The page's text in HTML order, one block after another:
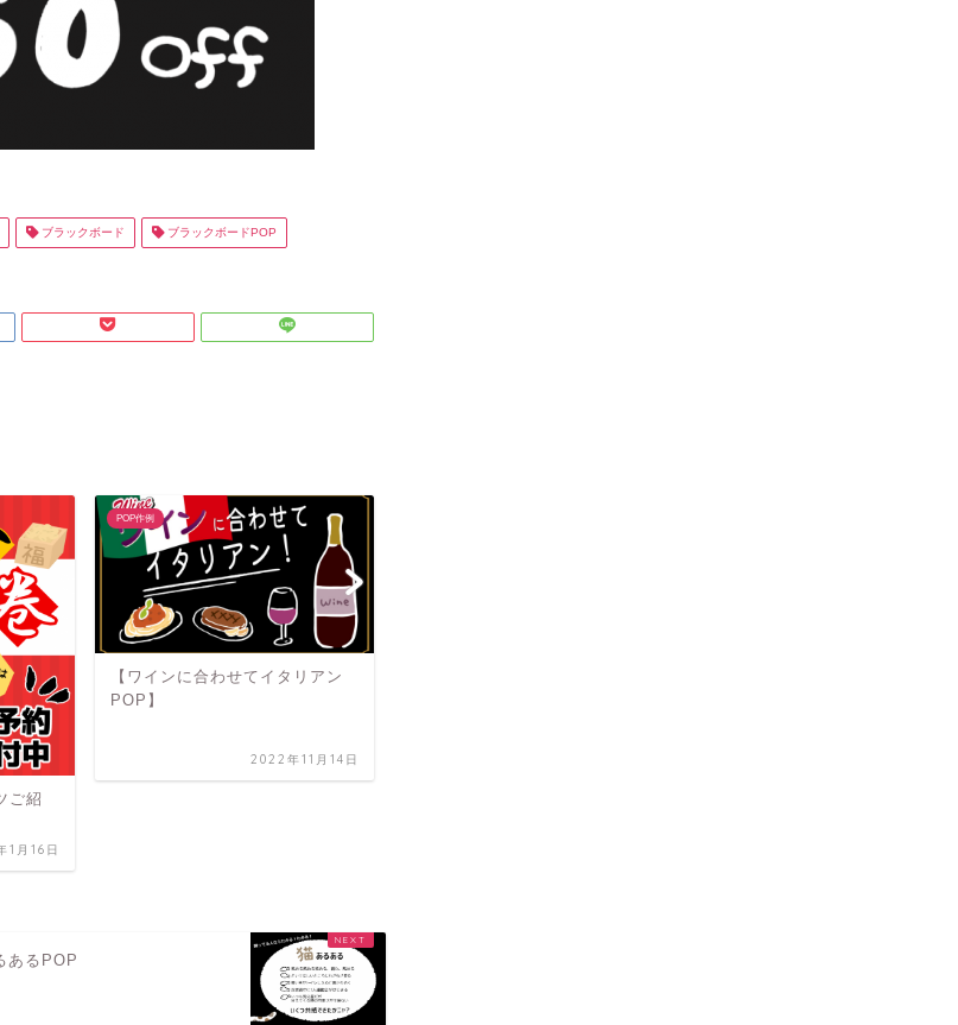
ブラックボード ブラックボードPOP
ご紹
1月16日
POP作例
【ワインに合わせてイタリアン
POP】
2022年11月14日
あるPOP